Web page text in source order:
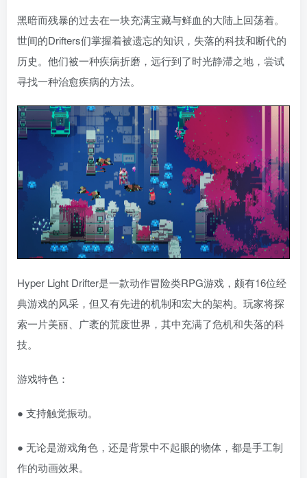
黑暗而残暴的过去在一块充满宝藏与鲜血的大陆上回荡着。
世间的Drifters们掌握着被遗忘的知识，失落的科技和断代的
历史。他们被一种疾病折磨，远行到了时光静滞之地，尝试
寻找一种治愈疾病的方法。
Hyper Light Drifter是一款动作冒险类RPG游戏，颇有16位经
典游戏的风采，但又有先进的机制和宏大的架构。玩家将探
索一片美丽、广袤的荒废世界，其中充满了危机和失落的科
技。
游戏特色：
● 支持触觉振动。
● 无论是游戏角色，还是背景中不起眼的物体，都是手工制
作的动画效果。